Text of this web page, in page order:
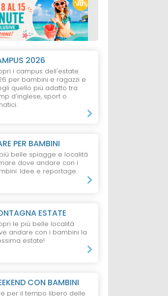
HOTEL
VAL DI
2026
i campus dell'estate
per bambini e ragazzi e
quello più adatto tra
d'inglese, sport o
PER BAMBINI
belle spiagge e località
dove andare con i
Idee e reportage.
ESTATE
le più belle località
andare con i bambini la
estate!
CON BAMBINI
per il tempo libero delle